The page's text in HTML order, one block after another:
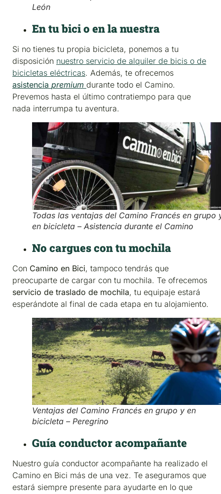
León
En tu bici o en la nuestra
Si no tienes tu propia bicicleta, ponemos a tu
disposición nuestro servicio de alquiler de bicis o de
bicicletas eléctricas. Además, te ofrecemos
asistencia premium durante todo el Camino.
Prevemos hasta el último contratiempo para que
nada interrumpa tu aventura.
Todas las ventajas del Camino Francés en grupo
en bicicleta – Asistencia durante el Camino
No cargues con tu mochila
Con Camino en Bici, tampoco tendrás que
preocuparte de cargar con tu mochila. Te ofrecemos
servicio de traslado de mochila, tu equipaje estará
esperándote al final de cada etapa en tu alojamiento.
Ventajas del Camino Francés en grupo y en
bicicleta – Peregrino
Guía conductor acompañante
Nuestro guía conductor acompañante ha realizado el
Camino en Bici más de una vez. Te aseguramos que
estará siempre presente para ayudarte en lo que